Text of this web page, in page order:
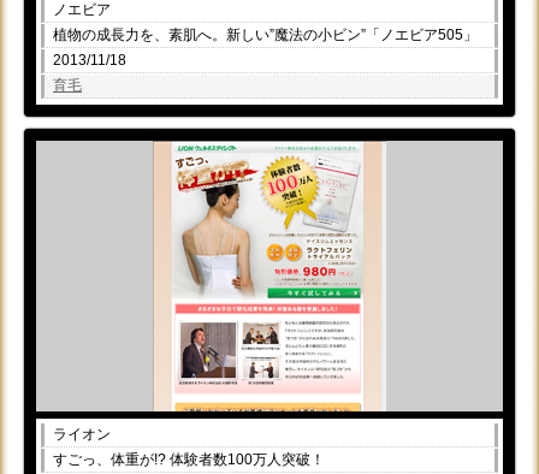
ノエビア
植物の成長力を、素肌へ。新しい”魔法の小ビン”「ノエビア505」
2013/11/18
育毛
ライオン
すごっ、体重が!? 体験者数100万人突破！